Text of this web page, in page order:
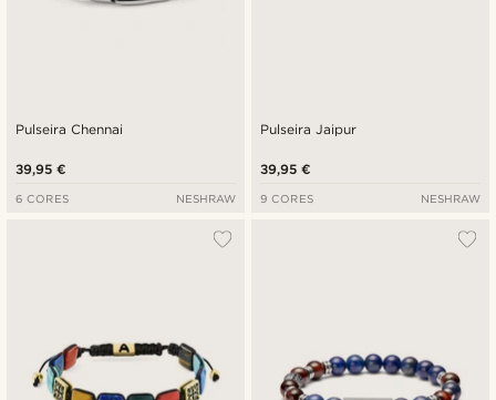
Pulseira Chennai
39,95 €
6 CORES NESHRAW
Pulseira Jaipur
39,95 €
9 CORES NESHRAW